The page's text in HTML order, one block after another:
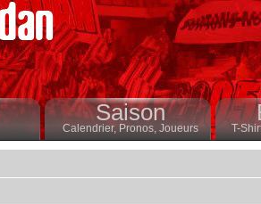
Saison
Calendrier,Pronos, Joueurs T-